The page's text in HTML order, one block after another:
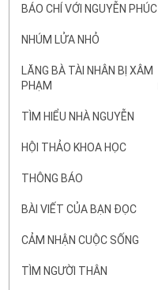
BÁO CHÍ VỚI NGUYỄN PHÚC
NHÚM LỬA NHỎ
LĂNG BÀ TÀI NHÂN BỊ XÂM
PHẠM
TÌM HIỂU NHÀ NGUYỄN
HỘI THẢO KHOA HỌC
THÔNG BÁO
BÀI VIẾT CỦA BẠN ĐỌC
CẢM NHẬN CUỘC SỐNG
TÌM NGƯỜI THÂN